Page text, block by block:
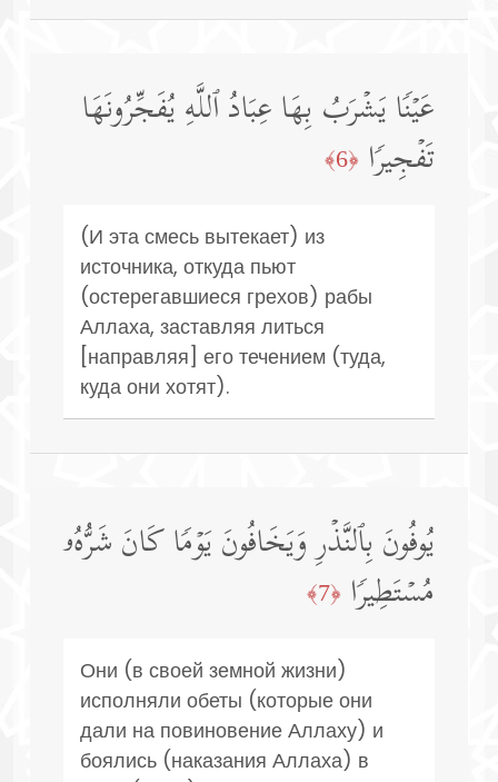
عَیۡنࣰا یَشۡرَبُ بِهَا عِبَادُ ٱللَّهِ یُفَجِّرُونَهَا
تَفۡجِیرࣰا ﴿6﴾
(И эта смесь вытекает) из
источника, откуда пьют
(остерегавшиеся грехов) рабы
Аллаха, заставляя литься
[направляя] его течением (туда,
куда они хотят).
یُوفُونَ بِٱلنَّذۡرِ وَیَخَافُونَ یَوۡمࣰا كَانَ شَرُّهُۥ
مُسۡتَطِیرࣰا ﴿7﴾
Они (в своей земной жизни)
исполняли обеты (которые они
дали на повиновение Аллаху) и
боялись (наказания Аллаха) в